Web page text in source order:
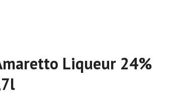
Liqueur 24%